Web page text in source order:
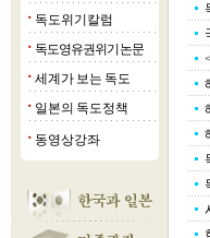
■ 독도위기칼럼
■ 독도영유권위기 논문
■ 세계가 보는 독도
■ 일본의 독도정책
■ 동영상강좌